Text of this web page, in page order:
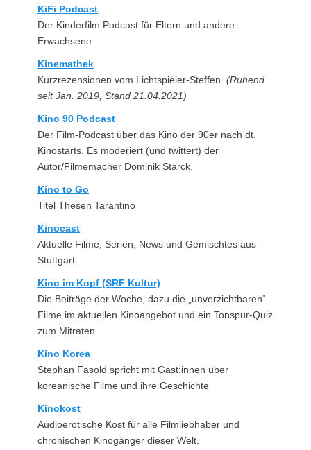
KiFi Podcast
Der Kinderfilm Podcast für Eltern und andere
Erwachsene
Kinemathek
Kurzrezensionen vom Lichtspieler-Steffen. (Ruhend
seit Jan. 2019, Stand 21.04.2021)
Kino 90 Podcast
Der Film-Podcast über das Kino der 90er nach dt.
Kinostarts. Es moderiert (und twittert) der
Autor/Filmemacher Dominik Starck.
Kino to Go
Titel Thesen Tarantino
Kinocast
Aktuelle Filme, Serien, News und Gemischtes aus
Stuttgart
Kino im Kopf (SRF Kultur)
Die Beiträge der Woche, dazu die „unverzichtbaren“
Filme im aktuellen Kinoangebot und ein Tonspur-Quiz
zum Mitraten.
Kino Korea
Stephan Fasold spricht mit Gäst:innen über
koreanische Filme und ihre Geschichte
Kinokost
Audioerotische Kost für alle Filmliebhaber und
chronischen Kinogänger dieser Welt.